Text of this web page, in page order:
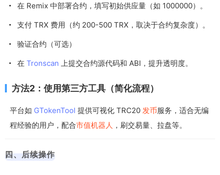
在 Remix 中部署合约，填写初始供应量（如 1000000）。
支付 TRX 费用（约 200-500 TRX，取决于合约复杂度）。
验证合约（可选）
在 Tronscan 上提交合约源代码和 ABI，提升透明度。
方法2：使用第三方工具（简化流程）
平台如 GTokenTool 提供可视化 TRC20 发币服务，适合无编
程经验的用户，配合市值机器人 ，刷交易量、拉盘等。
四、后续操作